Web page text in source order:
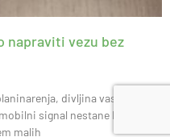
napraviti vezu bez
divljina vas nauči
signal nestane baš onda
malih